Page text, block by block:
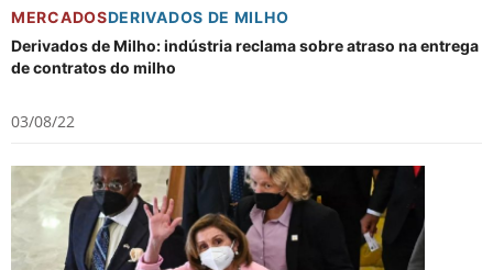
MERCADOSDERIVADOS DE MILHO
Derivados de Milho: indústria reclama sobre atraso na entrega
de contratos do milho
03/08/22